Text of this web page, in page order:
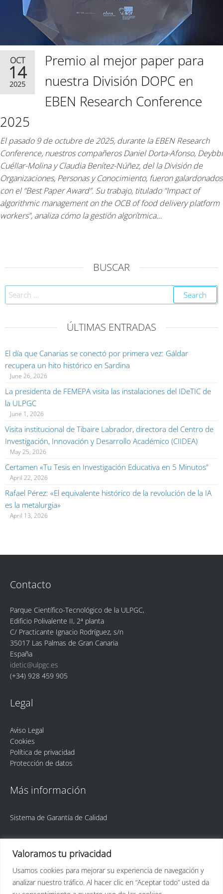
Valoramos tu privacidad
Usamos cookies para mejorar su experiencia de navegación y
analizar nuestro tráfico. Al hacer clic en “Aceptar todo” usted da
OCT
14
2025
Premio al mejor paper para
nuestra División DOPC en
EBEN Research Conference
2025
El pasado 9 de octubre de 2025, durante la EBEN Research
Conference, nuestros compañeros Daniel Dorta-Afonso, Deybbi
Cuéllar-Molina y Claudia Benítez-Núñez, del la División de
Organizaciones, Personas y Conocimiento, fueron galardonados
con el “Best Paper Award”. Su trabajo, titulado “Impact of
algorithmic management on the OCB of food delivery platform
workers”, analiza cómo la gestión algorítmica…
BUSCAR
ÚLTIMAS ENTRADAS
El día que Canarias se conectó por primera vez: Gáldar
recupera un hito histórico en Sardina
June 26, 2026
La presidenta de FEMEPA visita las instalaciones del IDeTIC de
la ULPGC
June 1, 2026
Visita institucional de Tibaire Labrador, directora del Centro de
Investigación, Innovación y Desarrollo Académico (CIIDEA)
May 25, 2026
Certamen «Tu Tesis en Investigación Educativa en 5 Minutos”
April 22, 2026
Rafael Pérez: «El equivalente histórico de la revolución de la IA
es la metalurgia»
April 13, 2026
Contacto
Parque Científico-Tecnológico de la ULPGC,
Edificio Polivalente II, 2ª planta
C/ Practicante Ignacio Rodríguez, s/n
35017 Las Palmas de Gran Canaria
España
idetic@ulpgc.es
(+34) 928 459 905
Legal
Aviso Legal
Cookies
Política de privacidad
Protección de datos
Más información
Sistema de Garantía de Calidad
ULPGC Idetic